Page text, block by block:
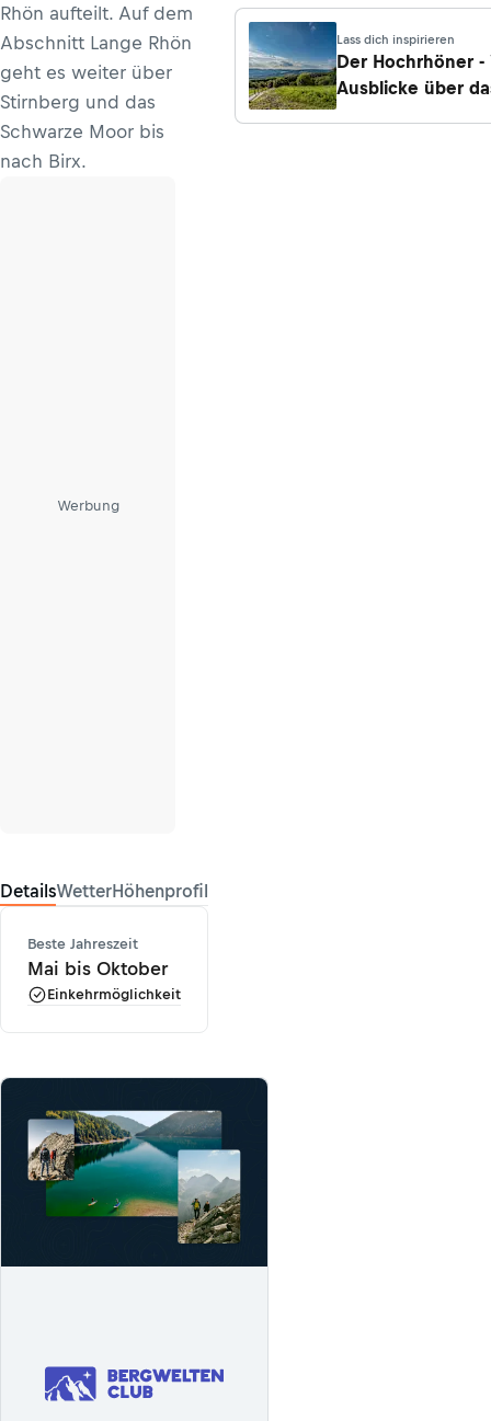
Rhön aufteilt. Auf dem
Abschnitt Lange Rhön
geht es weiter über
Stirnberg und das
Schwarze Moor bis
nach Birx.
Werbung
DetailsWetterHöhenprofil
Beste Jahreszeit
Mai bis Oktober
Einkehrmöglichkeit
Lass dich inspirieren
Der Hochrhöner -
Ausblicke über